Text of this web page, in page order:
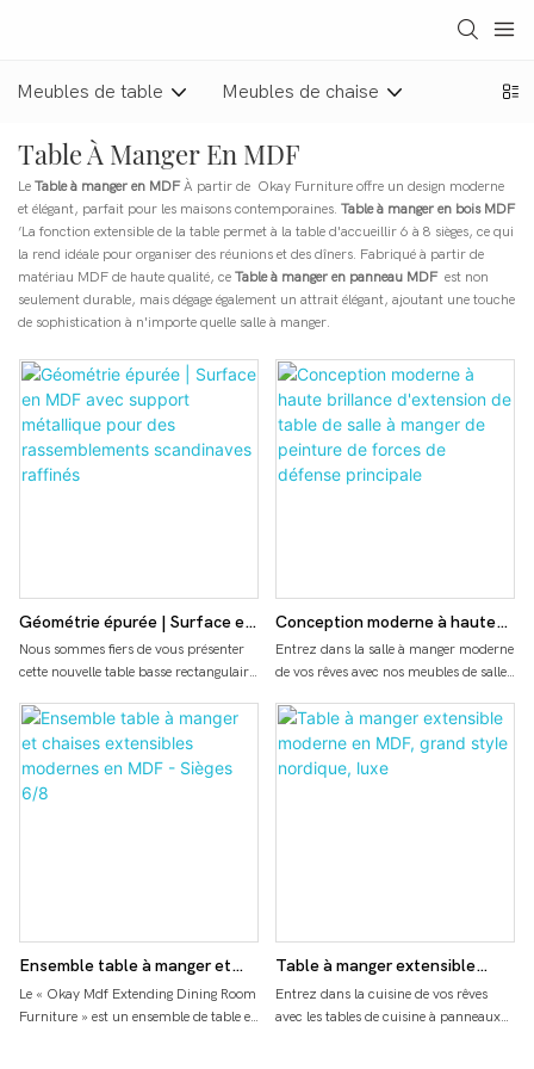
Meubles de table Meubles de chaise
Table À Manger En MDF
Le Table à manger en MDFÀ partir de Okay Furniture offre un design moderne
et élégant, parfait pour les maisons contemporaines. Table à manger en bois MDF
’La fonction extensible de la table permet à la table d'accueillir 6 à 8 sièges, ce qui
la rend idéale pour organiser des réunions et des dîners. Fabriqué à partir de
matériau MDF de haute qualité, ce Table à manger en panneau MDF est non
seulement durable, mais dégage également un attrait élégant, ajoutant une touche
de sophistication à n'importe quelle salle à manger.
Géométrie épurée | Surface en
MDF avec support métallique
pour des rassemblements
scandinaves raffinés
Nous sommes fiers de vous présenter
cette nouvelle table basse rectangulaire
chaleur du veinage naturel du bois à la
finesse du métal industriel. Son
panneau de parquet en V et son
emblématique structure latérale en X
Conception moderne à haute
brillance d'extension de table
de salle à manger de peinture
de forces de défense
principale
Entrez dans la salle à manger moderne
de vos rêves avec nos meubles de salle
Imaginez organiser des dîners élégants
autour d'une table à manger à rallonge
élégante et très brillante, parfaite pour
manger avec cette table à manger
exquise
Ensemble table à manger et
chaises extensibles modernes
en MDF - Sièges 6/8
Le « Okay Mdf Extending Dining Room
Furniture » est un ensemble de table et
Table à manger extensible
moderne en MDF, grand style
nordique, luxe
Entrez dans la cuisine de vos rêves
avec les tables de cuisine à panneaux